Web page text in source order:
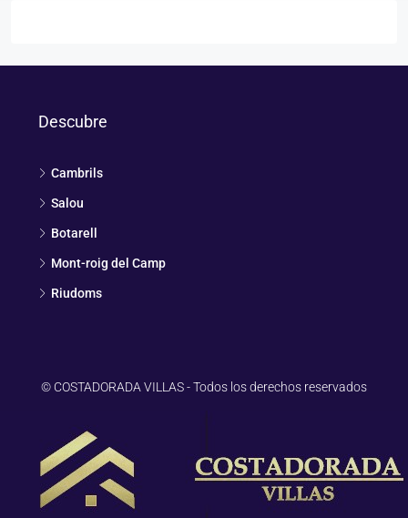
Descubre
Cambrils
Salou
Botarell
Mont-roig del Camp
Riudoms
© COSTADORADA VILLAS - Todos los derechos reservados